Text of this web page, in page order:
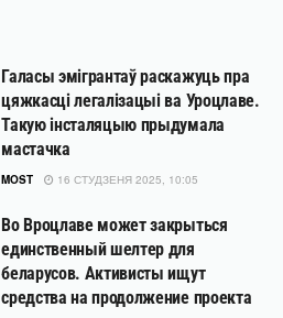
Галасы эмігрантаў раскажуць пра
цяжкасці легалізацыі ва Уроцлаве.
Такую інсталяцыю прыдумала
мастачка
MOST 16 СТУДЗЕНЯ 2025, 10:05
Во Вроцлаве может закрыться
единственный шелтер для
беларусов. Активисты ищут
средства на продолжение проекта